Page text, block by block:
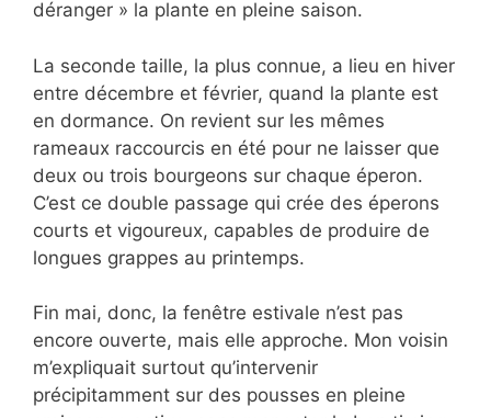
déranger » la plante en pleine saison.
La seconde taille, la plus connue, a lieu en hiver
entre décembre et février, quand la plante est
en dormance. On revient sur les mêmes
rameaux raccourcis en été pour ne laisser que
deux ou trois bourgeons sur chaque éperon.
C’est ce double passage qui crée des éperons
courts et vigoureux, capables de produire de
longues grappes au printemps.
Fin mai, donc, la fenêtre estivale n’est pas
encore ouverte, mais elle approche. Mon voisin
m’expliquait surtout qu’intervenir
précipitamment sur des pousses en pleine